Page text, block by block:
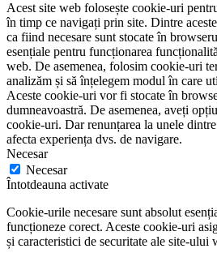
Acest site web folosește cookie-uri
în timp ce navigați prin site. Dintre
ca fiind necesare sunt stocate în
esențiale pentru funcționarea
web. De asemenea, folosim cookie-uri
analizăm și să înțelegem modul în care
Aceste cookie-uri vor fi stocate în
dumneavoastră. De asemenea, aveți
cookie-uri. Dar renunțarea la unele
afecta experiența dvs. de navigare.
Necesar
Necesar
Întotdeauna activate
Cookie-urile necesare sunt absolut
funcționeze corect. Aceste cookie-uri
și caracteristici de securitate ale site-ului